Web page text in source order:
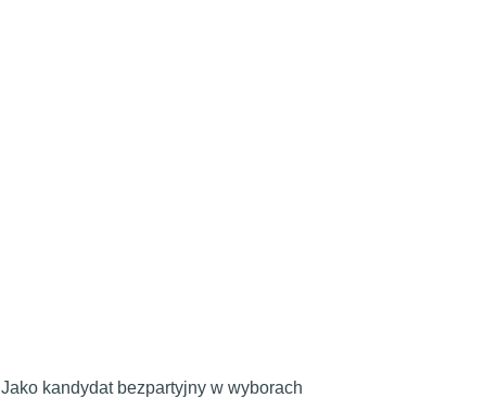
Jako kandydat bezpartyjny w wyborach